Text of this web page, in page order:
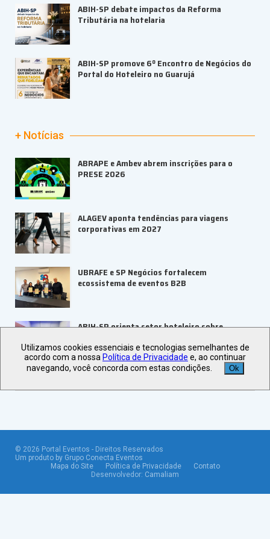
ABIH-SP debate impactos da Reforma
Tributária na hotelaria
ABIH-SP promove 6º Encontro de Negócios do
Portal do Hoteleiro no Guarujá
+ Notícias
ABRAPE e Ambev abrem inscrições para o
PRESE 2026
ALAGEV aponta tendências para viagens
corporativas em 2027
UBRAFE e SP Negócios fortalecem
ecossistema de eventos B2B
ABIH-SP orienta setor hoteleiro sobre
Veja +Últimas Notícias
© 2026 Portal Eventos - Direitos Reservados
Um produto by Grupo Conecta Eventos
Mapa do Site
Política de Privacidade
Contato
Desenvolvedor: Camaliam
Utilizamos cookies essenciais e tecnologias semelhantes de
acordo com a nossa Política de Privacidade e, ao continuar
navegando, você concorda com estas condições.
Ok